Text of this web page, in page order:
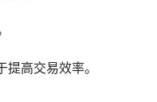
高交易效率。